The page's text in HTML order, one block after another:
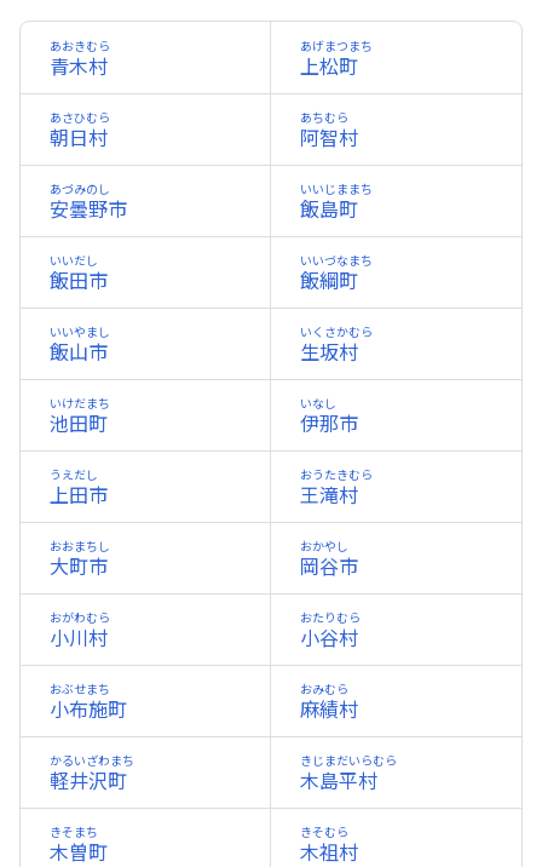
青木村
あおきむら
上松町
あげまつまち
朝日村
あさひむら
阿智村
あちむら
安曇野市
あづみのし
飯島町
いいじままち
飯田市
いいだし
飯綱町
いいづなまち
飯山市
いいやまし
生坂村
いくさかむら
池田町
いけだまち
伊那市
いなし
上田市
うえだし
王滝村
おうたきむら
大町市
おおまちし
岡谷市
おかやし
小川村
おがわむら
小谷村
おたりむら
小布施町
おぶせまち
麻績村
おみむら
軽井沢町
かるいざわまち
木島平村
きじまだいらむら
木曽町
きそまち
木祖村
きそむら